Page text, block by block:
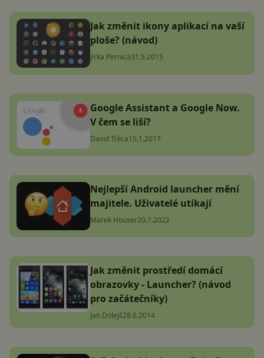
Jak změnit ikony aplikací na vaší
ploše? (návod)
Jirka Pernica31.5.2015
Google Assistant a Google Now.
V čem se liší?
David Trlica15.1.2017
Nejlepší Android launcher mění
majitele. Uživatelé utíkají
Marek Houser20.7.2022
Jak změnit prostředí domácí
obrazovky - Launcher? (návod
pro začátečníky)
Jan Dolejš28.6.2014